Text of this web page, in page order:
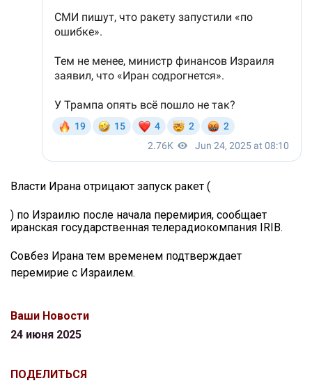
Власти Ирана отрицают запуск ракет (
) по Израилю после начала перемирия, сообщает
иранская государственная телерадиокомпания IRIB.
Совбез Ирана тем временем подтверждает
перемирие с Израилем.
Ваши Новости
24 июня 2025
ПОДЕЛИТЬСЯ